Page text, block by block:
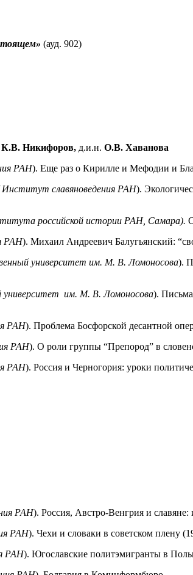
(ауд. 902)
К.В. Никифоров, д.и.н. О.В. Хаванова
РАН). Еще раз о Кирилле и Мефодии и
славяноведения РАН).
российской истории РАН, Самара).
РАН). Михаил Андреевич Балугьянский:
университет им. М. В. Ломоносова).
университет им. М. В. Ломоносова).
РАН). Проблема Босфорской десантной
РАН). О роли группы “Препород” в
РАН). Россия и Черногория: уроки
РАН). Россия, Австро-Венгрия и славяне:
РАН). Чехи и словаки в советском плену
РАН). Югославские политэмигранты в